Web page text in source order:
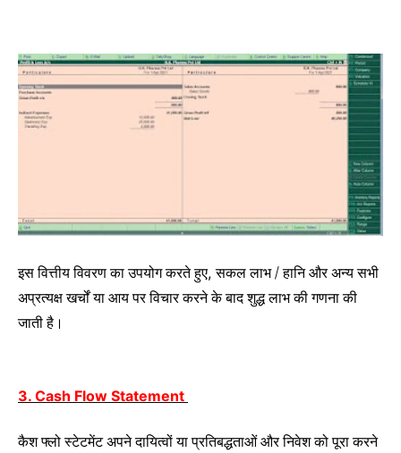
इस वित्तीय विवरण का उपयोग करते हुए,सकल लाभ / हानि और अन्य सभी
अप्रत्यक्ष खर्चों या आय पर विचार करने के बाद शुद्ध लाभ की गणना की
जाती है।
3. Cash Flow Statement
कैश फ्लो स्टेटमेंट अपने दायित्वों या प्रतिबद्धताओं और निवेश को पूरा करने